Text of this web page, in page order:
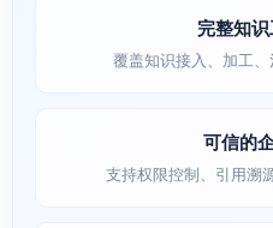
完整知
覆盖知识接入、加工
可信的
支持权限控制、引用溯